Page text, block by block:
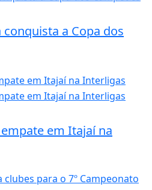
a Copa dos
em Itajaí na